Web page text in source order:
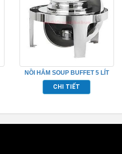
NỒI HÂM SOUP BUFFET 5 LÍT
TP697004
CHI TIẾT